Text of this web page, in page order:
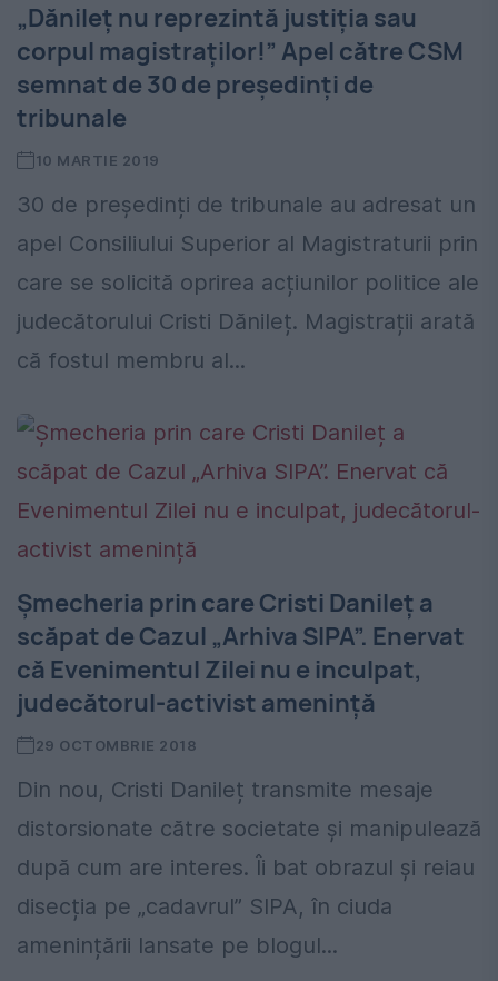
„Dănileț nu reprezintă justiția sau
corpul magistraților!” Apel către CSM
semnat de 30 de președinți de
tribunale
10 MARTIE 2019
30 de președinți de tribunale au adresat un
apel Consiliului Superior al Magistraturii prin
care se solicită oprirea acțiunilor politice ale
judecătorului Cristi Dănileț. Magistrații arată
că fostul membru al...
Șmecheria prin care Cristi Danileț a
scăpat de Cazul „Arhiva SIPA”. Enervat
că Evenimentul Zilei nu e inculpat,
judecătorul-activist amenință
29 OCTOMBRIE 2018
Din nou, Cristi Danileț transmite mesaje
distorsionate către societate și manipulează
după cum are interes. Îi bat obrazul și reiau
disecția pe „cadavrul” SIPA, în ciuda
amenințării lansate pe blogul...